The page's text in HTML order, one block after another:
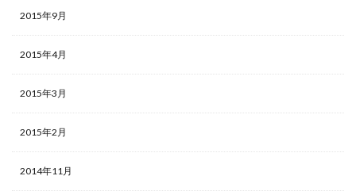
2015年9月
2015年4月
2015年3月
2015年2月
2014年11月